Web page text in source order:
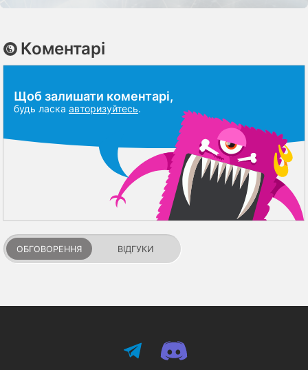
Коментарі
Щоб залишати коментарі,
будь ласка авторизуйтесь.
ОБГОВОРЕННЯ ВІДГУКИ